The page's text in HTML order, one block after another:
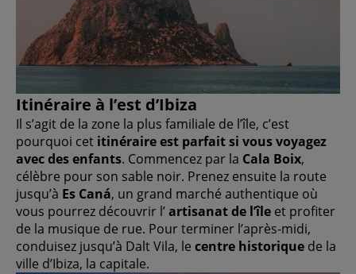
Itinéraire à l’est d’Ibiza
Il s’agit de la zone la plus familiale de l’île, c’est
pourquoi cet itinéraire est parfait si vous voyagez
avec des enfants. Commencez par la Cala Boix,
célèbre pour son sable noir. Prenez ensuite la route
jusqu’à Es Caná, un grand marché authentique où
vous pourrez découvrir l’artisanat de l’île et profiter
de la musique de rue. Pour terminer l’après-midi,
conduisez jusqu’à Dalt Vila, le centre historique de la
ville d’Ibiza, la capitale.